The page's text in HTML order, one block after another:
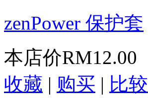
zenPower 保护套
本店价RM12.00
收藏 | 购买 | 比较